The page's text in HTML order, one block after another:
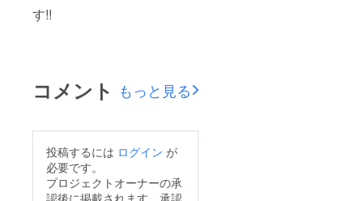
す!!
コメント もっと見る
投稿するには ログイン が
必要です。
プロジェクトオーナーの承